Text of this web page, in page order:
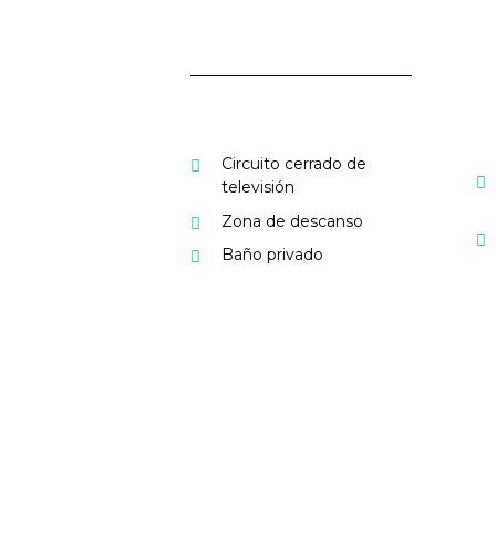
Circuito cerrado de
televisión
Zona de descanso
Baño privado